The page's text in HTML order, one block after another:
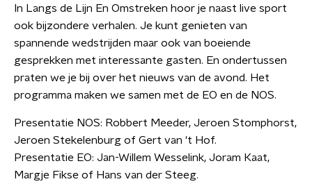
In Langs de Lijn En Omstreken hoor je naast live sport
ook bijzondere verhalen. Je kunt genieten van
spannende wedstrijden maar ook van boeiende
gesprekken met interessante gasten. En ondertussen
praten we je bij over het nieuws van de avond. Het
programma maken we samen met de EO en de NOS.
Presentatie NOS: Robbert Meeder, Jeroen Stomphorst,
Jeroen Stekelenburg of Gert van 't Hof.
Presentatie EO: Jan-Willem Wesselink, Joram Kaat,
Margje Fikse of Hans van der Steeg.